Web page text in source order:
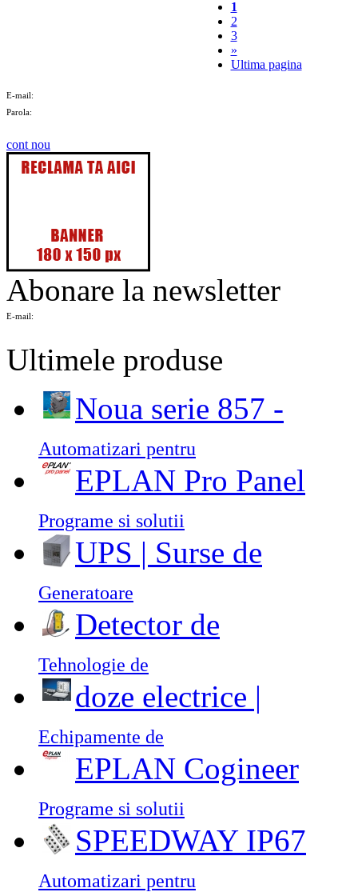
1
2
3
»
Ultima pagina
E-mail:
Parola:
cont nou
Abonare la newsletter
E-mail:
Ultimele produse
Noua serie 857 -
Automatizari pentru
EPLAN Pro Panel
Programe si solutii
UPS | Surse de
Generatoare
Detector de
Tehnologie de
doze electrice |
Echipamente de
EPLAN Cogineer
Programe si solutii
SPEEDWAY IP67
Automatizari pentru